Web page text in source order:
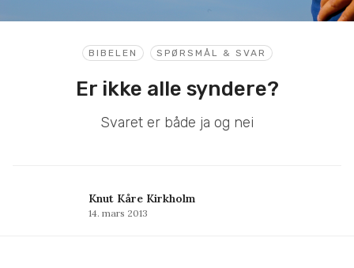
BIBELEN SPØRSMÅL & SVAR
Er ikke alle syndere?
Svaret er både ja og nei
Knut Kåre Kirkholm
14. mars 2013